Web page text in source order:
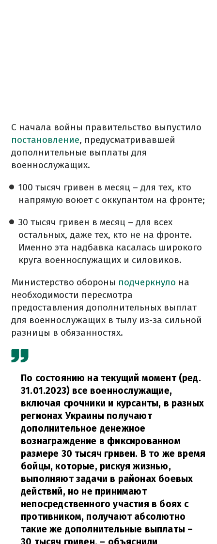
С начала войны правительство выпустило
постановление, предусматривавшей
дополнительные выплаты для
военнослужащих.
100 тысяч гривен в месяц – для тех, кто
напрямую воюет с оккупантом на фронте;
30 тысяч гривен в месяц – для всех
остальных, даже тех, кто не на фронте.
Именно эта надбавка касалась широкого
круга военнослужащих и силовиков.
Министерство обороны подчеркнуло на
необходимости пересмотра
предоставления дополнительных выплат
для военнослужащих в тылу из-за сильной
разницы в обязанностях.
По состоянию на текущий момент (ред.
31.01.2023) все военнослужащие,
включая срочники и курсанты, в разных
регионах Украины получают
дополнительное денежное
вознаграждение в фиксированном
размере 30 тысяч гривен. В то же время
бойцы, которые, рискуя жизнью,
выполняют задачи в районах боевых
действий, но не принимают
непосредственного участия в боях с
противником, получают абсолютно
такие же дополнительные выплаты –